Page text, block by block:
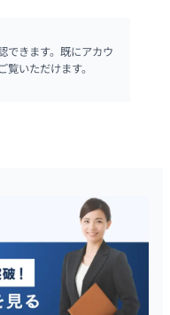
できます。既にアカウ
覧いただけます。